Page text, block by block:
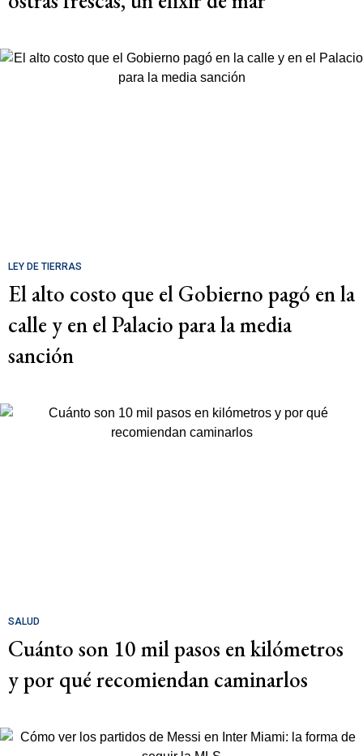
LEY DE TIERRAS
El alto costo que el Gobierno pagó en la
calle y en el Palacio para la media
sanción
SALUD
Cuánto son 10 mil pasos en kilómetros
y por qué recomiendan caminarlos